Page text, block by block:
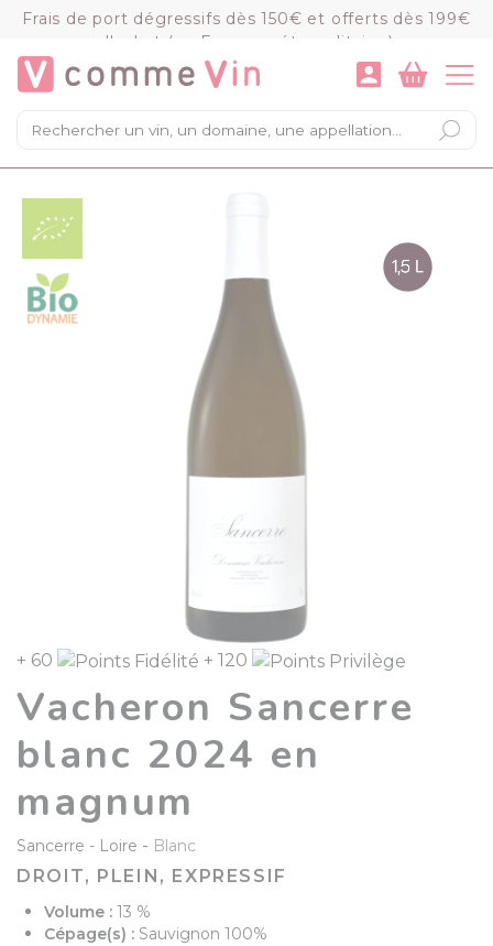
Frais de port dégressifs dès 150€ et offerts dès 199€
d'achat (en France métropolitaine)
×
Mon panier
VOIR LE PANIER COMMANDER
+ 60 + 120
Vacheron Sancerre
blanc 2024 en
magnum
Sancerre Loire - Blanc
DROIT, PLEIN, EXPRESSIF
Volume : 13 %
Cépage(s) : Sauvignon 100%
Panneau de gestion des cookies